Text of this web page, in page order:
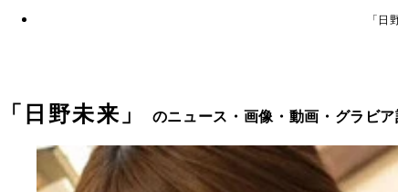
「日
「 日野未来 」 のニュース・画像・動画・グラビ